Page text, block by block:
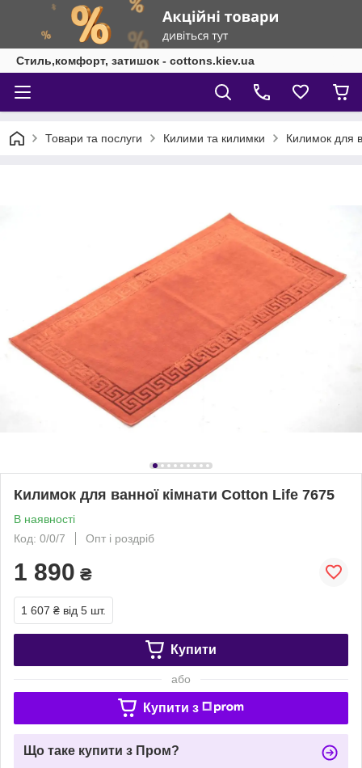
Стиль,комфорт, затишок - cottons.kiev.ua
Товари та послуги Килими та килимки Килимок для
Килимок для ванної кімнати Cotton Life 7675
В наявності
Код: 0/0/7
Опт і роздріб
1 890 ₴
1 607 ₴ від 5 шт.
Купити
або
Купити з
Що таке купити з Пром?